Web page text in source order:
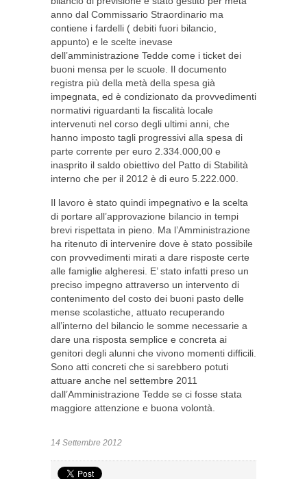
anno dal Commissario Straordinario ma
contiene i fardelli ( debiti fuori bilancio,
appunto) e le scelte inevase
dell’amministrazione Tedde come i ticket dei
buoni mensa per le scuole. Il documento
registra più della metà della spesa già
impegnata, ed è condizionato da provvedimenti
normativi riguardanti la fiscalità locale
intervenuti nel corso degli ultimi anni, che
hanno imposto tagli progressivi alla spesa di
parte corrente per euro 2.334.000,00 e
inasprito il saldo obiettivo del Patto di Stabilità
interno che per il 2012 è di euro 5.222.000.
Il lavoro è stato quindi impegnativo e la scelta
di portare all’approvazione bilancio in tempi
brevi rispettata in pieno. Ma l’Amministrazione
ha ritenuto di intervenire dove è stato possibile
con provvedimenti mirati a dare risposte certe
alle famiglie algheresi. E’ stato infatti preso un
preciso impegno attraverso un intervento di
contenimento del costo dei buoni pasto delle
mense scolastiche, attuato recuperando
all’interno del bilancio le somme necessarie a
dare una risposta semplice e concreta ai
genitori degli alunni che vivono momenti difficili.
Sono atti concreti che si sarebbero potuti
attuare anche nel settembre 2011
dall’Amministrazione Tedde se ci fosse stata
maggiore attenzione e buona volontà.
14 Settembre 2012